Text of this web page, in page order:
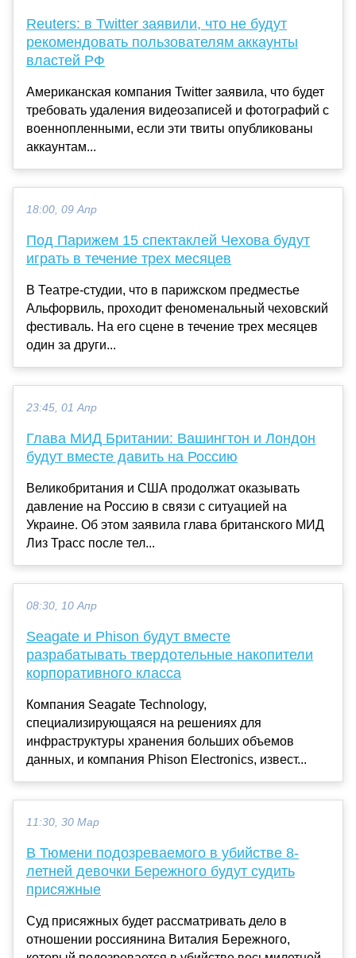
Reuters: в Twitter заявили, что не будут
рекомендовать пользователям аккаунты
властей РФ
Американская компания Twitter заявила, что будет
требовать удаления видеозаписей и фотографий с
военнопленными, если эти твиты опубликованы
аккаунтам...
18:00, 09 Апр
Под Парижем 15 спектаклей Чехова будут
играть в течение трех месяцев
В Театре-студии, что в парижском предместье
Альфорвиль, проходит феноменальный чеховский
фестиваль. На его сцене в течение трех месяцев
один за други...
23:45, 01 Апр
Глава МИД Британии: Вашингтон и Лондон
будут вместе давить на Россию
Великобритания и США продолжат оказывать
давление на Россию в связи с ситуацией на
Украине. Об этом заявила глава британского МИД
Лиз Трасс после тел...
08:30, 10 Апр
Seagate и Phison будут вместе
разрабатывать твердотельные накопители
корпоративного класса
Компания Seagate Technology,
специализирующаяся на решениях для
инфраструктуры хранения больших объемов
данных, и компания Phison Electronics, извест...
11:30, 30 Мар
В Тюмени подозреваемого в убийстве 8-
летней девочки Бережного будут судить
присяжные
Суд присяжных будет рассматривать дело в
отношении россиянина Виталия Бережного,